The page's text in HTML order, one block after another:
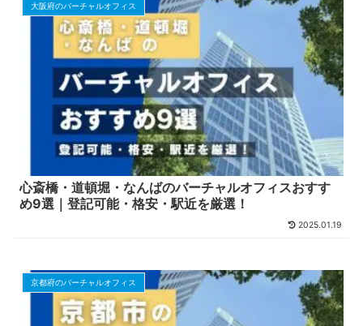
大阪府のバーチャルオフィス
心斎橋・道頓堀・なんばのバーチャルオフィスおすす
め9選｜登記可能・格安・駅近を厳選！
2025.01.19
京都府のバーチャルオフィス